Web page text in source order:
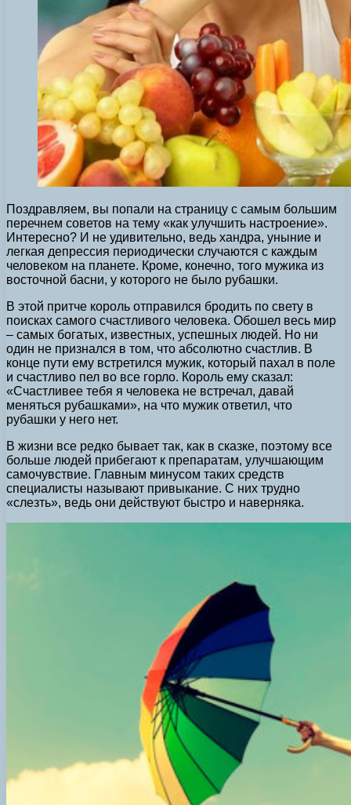
Поздравляем, вы попали на страницу с самым большим
перечнем советов на тему «как улучшить настроение».
Интересно? И не удивительно, ведь хандра, уныние и
легкая депрессия периодически случаются с каждым
человеком на планете. Кроме, конечно, того мужика из
восточной басни, у которого не было рубашки.
В этой притче король отправился бродить по свету в
поисках самого счастливого человека. Обошел весь мир
– самых богатых, известных, успешных людей. Но ни
один не признался в том, что абсолютно счастлив. В
конце пути ему встретился мужик, который пахал в поле
и счастливо пел во все горло. Король ему сказал:
«Счастливее тебя я человека не встречал, давай
меняться рубашками», на что мужик ответил, что
рубашки у него нет.
В жизни все редко бывает так, как в сказке, поэтому все
больше людей прибегают к препаратам, улучшающим
самочувствие. Главным минусом таких средств
специалисты называют привыкание. С них трудно
«слезть», ведь они действуют быстро и наверняка.